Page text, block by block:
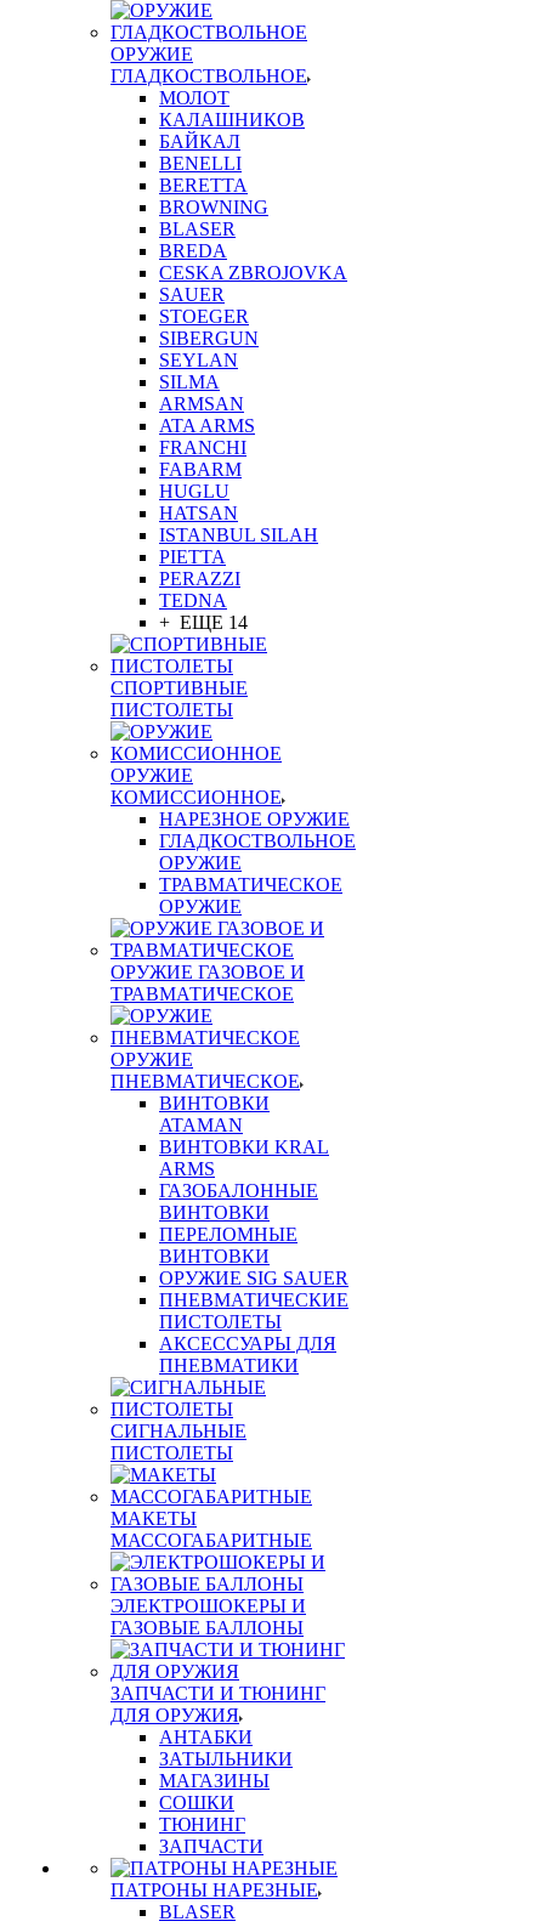
ОРУЖИЕ
ГЛАДКОСТВОЛЬНОЕ
МОЛОТ
КАЛАШНИКОВ
БАЙКАЛ
BENELLI
BERETTA
BROWNING
BLASER
BREDA
CESKA ZBROJOVKA
SAUER
STOEGER
SIBERGUN
SEYLAN
SILMA
ARMSAN
ATA ARMS
FRANCHI
FABARM
HUGLU
HATSAN
ISTANBUL SILAH
PIETTA
PERAZZI
TEDNA
+ ЕЩЕ 14
СПОРТИВНЫЕ
ПИСТОЛЕТЫ
ОРУЖИЕ
КОМИССИОННОЕ
НАРЕЗНОЕ ОРУЖИЕ
ГЛАДКОСТВОЛЬНОЕ
ОРУЖИЕ
ТРАВМАТИЧЕСКОЕ
ОРУЖИЕ
ОРУЖИЕ ГАЗОВОЕ И
ТРАВМАТИЧЕСКОЕ
ОРУЖИЕ
ПНЕВМАТИЧЕСКОЕ
ВИНТОВКИ
ATAMAN
ВИНТОВКИ KRAL
ARMS
ГАЗОБАЛОННЫЕ
ВИНТОВКИ
ПЕРЕЛОМНЫЕ
ВИНТОВКИ
ОРУЖИЕ SIG SAUER
ПНЕВМАТИЧЕСКИЕ
ПИСТОЛЕТЫ
АКСЕССУАРЫ ДЛЯ
ПНЕВМАТИКИ
СИГНАЛЬНЫЕ
ПИСТОЛЕТЫ
МАКЕТЫ
МАССОГАБАРИТНЫЕ
ЭЛЕКТРОШОКЕРЫ И
ГАЗОВЫЕ БАЛЛОНЫ
ЗАПЧАСТИ И ТЮНИНГ
ДЛЯ ОРУЖИЯ
АНТАБКИ
ЗАТЫЛЬНИКИ
МАГАЗИНЫ
СОШКИ
ТЮНИНГ
ЗАПЧАСТИ
ПАТРОНЫ НАРЕЗНЫЕ
BLASER